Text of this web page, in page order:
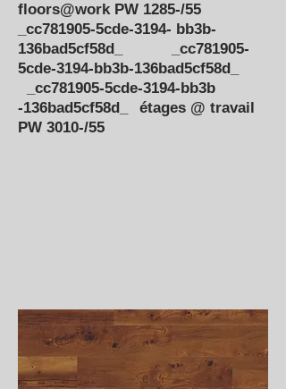
floors@work PW 1285-/55
_cc781905-5cde-3194- bb3b-
136bad5cf58d_ _cc781905-
5cde-3194-bb3b-136bad5cf58d_
_cc781905-5cde-3194-bb3b
-136bad5cf58d_
étages @ travail
PW 3010-/55